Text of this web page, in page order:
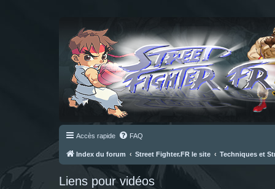
Accès rapide FAQ
Index du forum Street Fighter.FR le site Techniques et
Liens pour vidéos